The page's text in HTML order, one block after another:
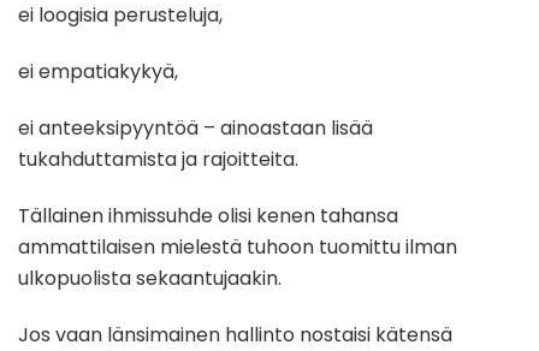
ei loogisia perusteluja,
ei empatiakykyä,
ei anteeksipyyntöä – ainoastaan lisää
tukahduttamista ja rajoitteita.
Tällainen ihmissuhde olisi kenen tahansa
ammattilaisen mielestä tuhoon tuomittu ilman
ulkopuolista sekaantujaakin.
Jos vaan länsimainen hallinto nostaisi kätensä